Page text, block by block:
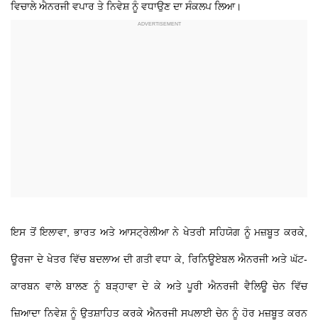
ਵਿਚਾਲੇ ਐਨਰਜੀ ਵਪਾਰ ਤੇ ਨਿਵੇਸ਼ ਨੂੰ ਵਧਾਉਣ ਦਾ ਸੰਕਲਪ ਲਿਆ।
ਇਸ ਤੋਂ ਇਲਾਵਾ, ਭਾਰਤ ਅਤੇ ਆਸਟ੍ਰੇਲੀਆ ਨੇ ਖੇਤਰੀ ਸਹਿਯੋਗ ਨੂੰ ਮਜ਼ਬੂਤ ਕਰਕੇ,
ਊਰਜਾ ਦੇ ਖੇਤਰ ਵਿੱਚ ਬਦਲਾਅ ਦੀ ਗਤੀ ਵਧਾ ਕੇ, ਰਿਨਿਊਏਬਲ ਐਨਰਜੀ ਅਤੇ ਘੱਟ-
ਕਾਰਬਨ ਵਾਲੇ ਬਾਲਣ ਨੂੰ ਬੜ੍ਹਾਵਾ ਦੇ ਕੇ ਅਤੇ ਪੂਰੀ ਐਨਰਜੀ ਵੈਲਿਊ ਚੇਨ ਵਿੱਚ
ਜ਼ਿਆਦਾ ਨਿਵੇਸ਼ ਨੂੰ ਉਤਸ਼ਾਹਿਤ ਕਰਕੇ ਐਨਰਜੀ ਸਪਲਾਈ ਚੇਨ ਨੂੰ ਹੋਰ ਮਜ਼ਬੂਤ ਕਰਨ